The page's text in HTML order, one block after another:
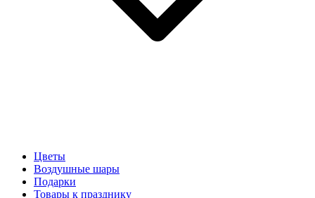
Цветы
Воздушные шары
Подарки
Товары к празднику